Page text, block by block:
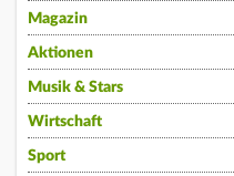
Magazin
Aktionen
Musik & Stars
Wirtschaft
Sport